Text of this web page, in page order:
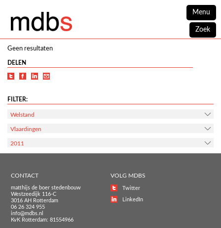
Menu
Zoek
Geen resultaten
DELEN
FILTER:
Welstand
Vlaardingen
2011
CONTACT
matthijs de boer stedenbouw
Westzeedijk 116-C
3016 AH Rotterdam
06 26 324 955
info@mdbs.nl
KvK Rotterdam: 81554966
VOLG MDBS
Twitter
LinkedIn